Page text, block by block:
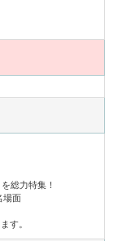
総力特集！
場面
す。